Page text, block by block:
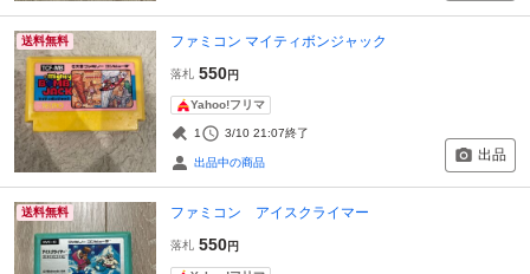
送料無料 ファミコン マイティボンジャック
落札 550円
Yahoo!フリマ
1 3/10 21:07終了
出品中の商品 出品
送料無料 ファミコン アイスクライマー
落札 550円